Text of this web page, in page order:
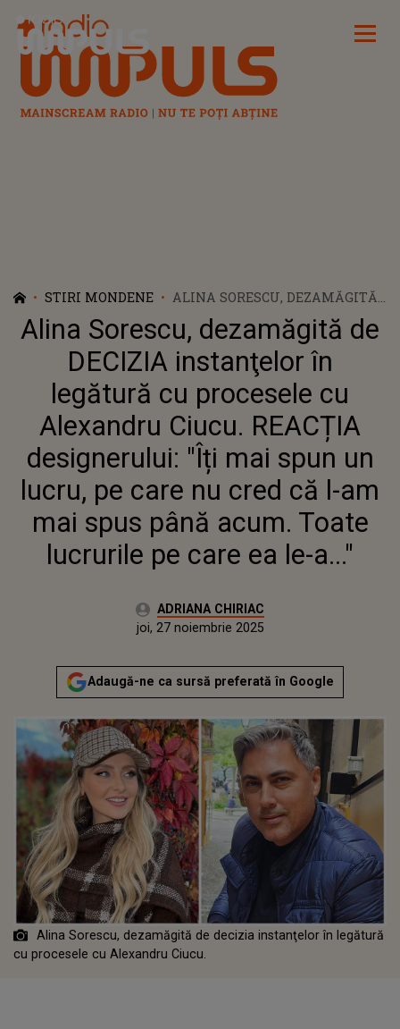
Radio Impuls
STIRI MONDENE
ALINA SORESCU, DEZAMĂGITĂ
DE DECIZIA INSTANŢELOR ÎN
LEGĂTURĂ CU PROCESELE CU
ALEXANDRU CIUCU. REACȚIA
DESIGNERULUI: "ÎȚI MAI SPUN
UN LUCRU, PE CARE NU CRED
CĂ L-AM MAI SPUS PÂNĂ
ACUM. TOATE LUCRURILE PE
CARE EA LE-A..."
Alina Sorescu, dezamăgită de
DECIZIA instanţelor în
legătură cu procesele cu
Alexandru Ciucu. REACȚIA
designerului: "Îți mai spun un
lucru, pe care nu cred că l-am
mai spus până acum. Toate
lucrurile pe care ea le-a..."
Autor:ADRIANA CHIRIAC
joi, 27 noiembrie 2025Actualizat:
joi, 27 noiembrie 2025
Adaugă-ne ca sursă preferată în Google
Alina Sorescu, dezamăgită de decizia instanţelor în legătură
cu procesele cu Alexandru Ciucu.